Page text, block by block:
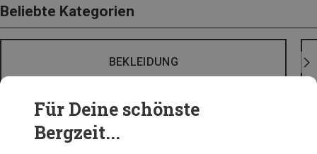
Beliebte Kategorien
BEKLEIDUNG
Für Deine schönste
Bergzeit...